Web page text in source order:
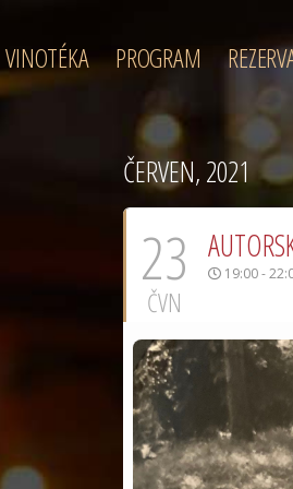
VINOTÉKA PROGRAM
ČERVEN, 2021
23
ČVN
19:00 -